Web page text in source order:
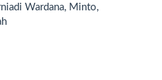
Wardana, Minto,